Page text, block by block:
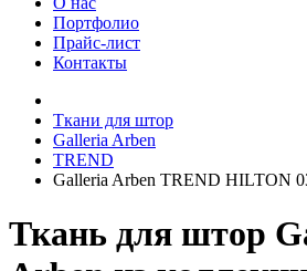
Портфолио
Прайс-лист
Контакты
Ткани для штор
Galleria Arben
TREND
Galleria Arben TREND HILTON
Ткань для штор